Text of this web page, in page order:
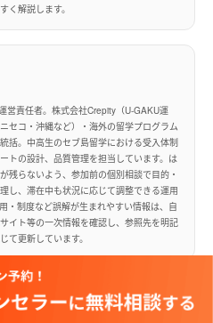
く解説します。
営責任者。株式会社Crepity（U-GAKU運
セコ・沖縄など）・海外の留学プログラム
括。中高生のセブ島留学における受入体制
トの設計、品質管理を担当しています。は
残らないよう、参加前の個別相談で目的・
し、滞在中も状況に応じて調整できる運用
・制度など誤解が生まれやすい情報は、自
イト等の一次情報を確認し、参照先を明記
て更新しています。